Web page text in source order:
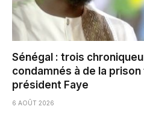
Sénégal : trois
condamnés à de la
président Faye
6 AOÛT 2026